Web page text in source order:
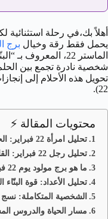
يحمل فقط رقة وخيال برج
الماستر 22، المعروف
شخصية نادرة تجمع بين
تحويل هذه الأحلام إلى
22).
محتويات المقالة ⚡
تحليل امرأة 22 فبراير: الحالمة البنّاءة ذات التأثير الكبير ♀️
تحليل رجل 22 فبراير: القائد الملهم وصانع الواقع الكبير ♂️
ما هو برج مولود يوم 22 فبراير وما هي صفاته العامة؟ ♓
تحليل الأعداد: قوة البنّاء الماستر
الشخصية المتكاملة: نسج
مسار الحياة والدروس المستفادة